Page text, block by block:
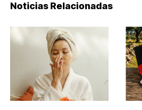
Noticias Relacionadas